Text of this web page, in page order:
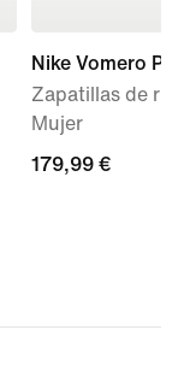
Nike Vomero Plus
Zapatillas de
Mujer
179,99 €
179,99 €